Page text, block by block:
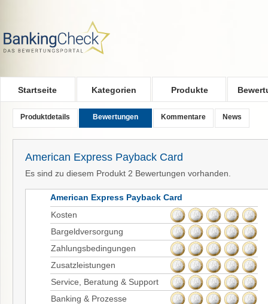
Startseite Kategorien Produkte
Produktdetails Bewertungen Kommentare News
American Express Payback Card
Es sind zu diesem Produkt 2 Bewertungen vorhanden.
American Express Payback Card
Kosten
Bargeldversorgung
Zahlungsbedingungen
Zusatzleistungen
Service, Beratung & Support
Banking & Prozesse